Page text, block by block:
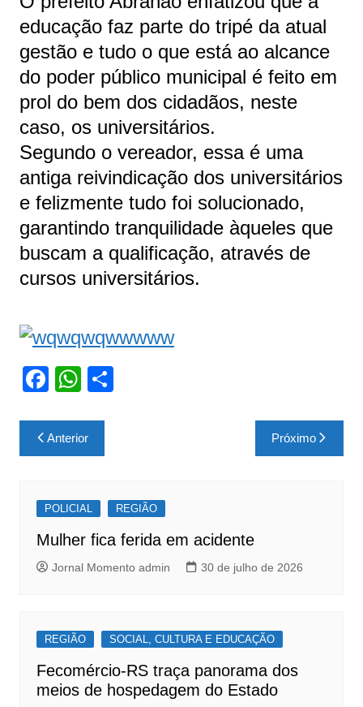
educação faz parte do tripé da atual
gestão e tudo o que está ao alcance
do poder público municipal é feito em
prol do bem dos cidadãos, neste
caso, os universitários.
Segundo o vereador, essa é uma
antiga reivindicação dos universitários
e felizmente tudo foi solucionado,
garantindo tranquilidade àqueles que
buscam a qualificação, através de
cursos universitários.
F
c
e
o
o
k
W
at
s
p
p
S
Navegação
de
Anterior Próximo
POLICIAL REGIÃO
Mulher fica ferida em acidente
Jornal Momento admin 30 de julho de 2026
REGIÃO SOCIAL, CULTURA E EDUCAÇÃO
Fecomércio-RS traça panorama dos
meios de hospedagem do Estado